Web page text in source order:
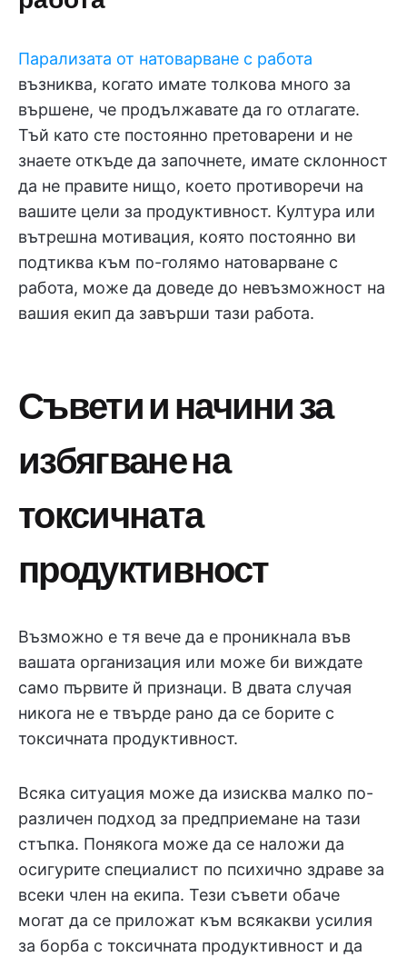
Парализата от натоварване с работа
възниква, когато имате толкова много за
вършене, че продължавате да го отлагате.
Тъй като сте постоянно претоварени и не
знаете откъде да започнете, имате склонност
да не правите нищо, което противоречи на
вашите цели за продуктивност. Култура или
вътрешна мотивация, която постоянно ви
подтиква към по-голямо натоварване с
работа, може да доведе до невъзможност на
вашия екип да завърши тази работа.
Съвети и начини за
избягване на
токсичната
продуктивност
Възможно е тя вече да е проникнала във
вашата организация или може би виждате
само първите й признаци. В двата случая
никога не е твърде рано да се борите с
токсичната продуктивност.
Всяка ситуация може да изисква малко по-
различен подход за предприемане на тази
стъпка. Понякога може да се наложи да
осигурите специалист по психично здраве за
всеки член на екипа. Тези съвети обаче
могат да се приложат към всякакви усилия
за борба с токсичната продуктивност и да